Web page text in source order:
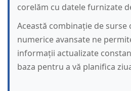
corelăm cu datele furnizate
Această combinație de surse
numerice avansate ne
informații actualizate
baza pentru a vă planifica